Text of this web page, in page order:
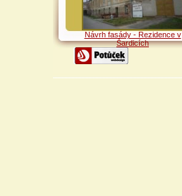
Návrh fasády - Rezidence v
Šardicích